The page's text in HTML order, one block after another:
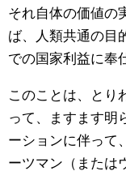
それ自体の価値の
ば、人類共通の目
での国家利益に奉
このことは、とり
って、ますます明
ーションに伴って
ーツマン（または